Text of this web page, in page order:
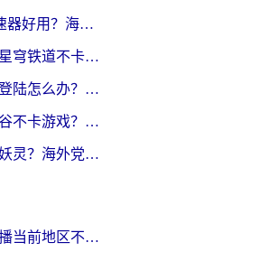
玩奇迹MU什么加速器好用？海外党亲测：这款加速器让你告别延迟卡顿！
欧洲怎么玩崩坏：星穹铁道不卡？2026海外玩家国服游戏加速器终极攻略
战地无疆国外无法登陆怎么办？海外玩家国服畅玩终极指南（附欧服魔兽EVE加速方案）
在欧洲怎么玩龙之谷不卡游戏？2026海外党国服游戏加速全攻略
台湾怎么玩山海与妖灵？海外党国服游戏加速全攻略，告别延迟卡顿
在国外看世界杯直播当前地区不可播放？海外党必看的回国加速全攻略